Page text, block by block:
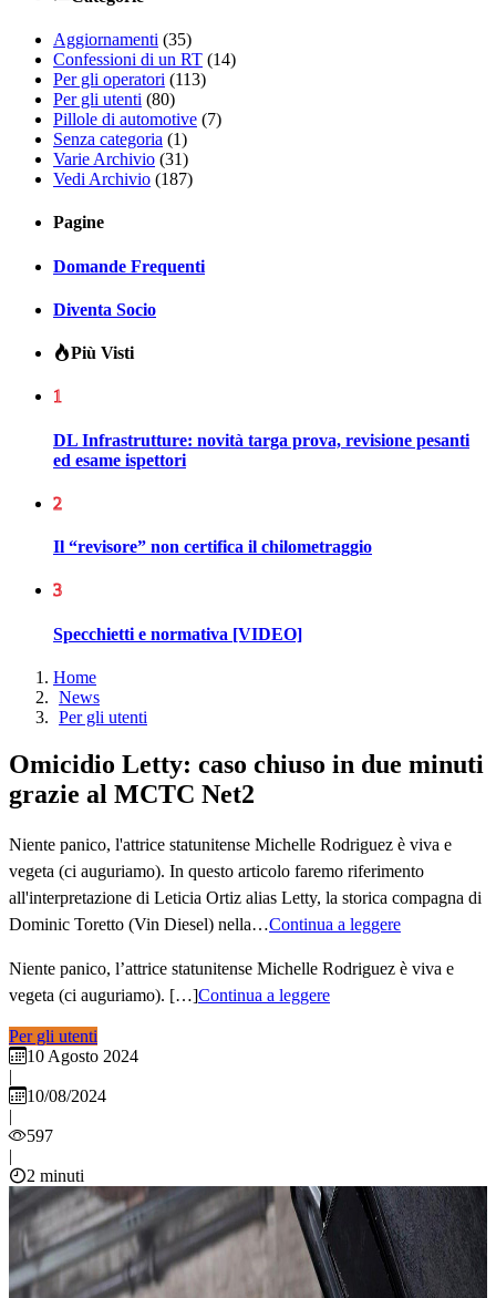
Aggiornamenti (35)
Confessioni di un RT (14)
Per gli operatori (113)
Per gli utenti (80)
Pillole di automotive (7)
Senza categoria (1)
Varie Archivio (31)
Vedi Archivio (187)
Pagine
Domande Frequenti
Diventa Socio
Più Visti
1
DL Infrastrutture: novità targa prova, revisione pesanti
ed esame ispettori
2
Il “revisore” non certifica il chilometraggio
3
Specchietti e normativa [VIDEO]
Home
News
Per gli utenti
Omicidio Letty: caso chiuso in due minuti
grazie al MCTC Net2
Niente panico, l'attrice statunitense Michelle Rodriguez è viva e
vegeta (ci auguriamo). In questo articolo faremo riferimento
all'interpretazione di Leticia Ortiz alias Letty, la storica compagna di
Dominic Toretto (Vin Diesel) nella…Continua a leggere
Niente panico, l’attrice statunitense Michelle Rodriguez è viva e
vegeta (ci auguriamo). […]Continua a leggere
Per gli utenti
10 Agosto 2024
|
10/08/2024
|
597
|
2 minuti